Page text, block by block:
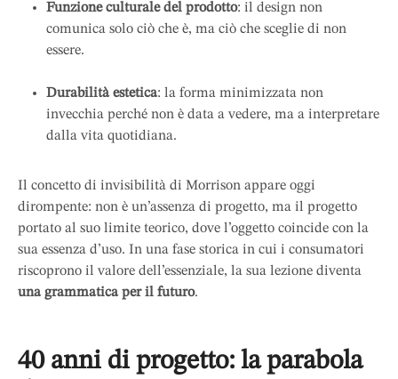
Funzione culturale del prodotto: il design non
comunica solo ciò che è, ma ciò che sceglie di non
essere.
Durabilità estetica: la forma minimizzata non
invecchia perché non è data a vedere, ma a interpretare
dalla vita quotidiana.
Il concetto di invisibilità di Morrison appare oggi
dirompente: non è un’assenza di progetto, ma il progetto
portato al suo limite teorico, dove l’oggetto coincide con la
sua essenza d’uso. In una fase storica in cui i consumatori
riscoprono il valore dell’essenziale, la sua lezione diventa
una grammatica per il futuro.
40 anni di progetto: la parabola